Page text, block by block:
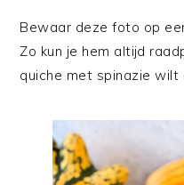
Bewaar deze foto op
Zo kun je hem altijd
quiche met spinazie wilt